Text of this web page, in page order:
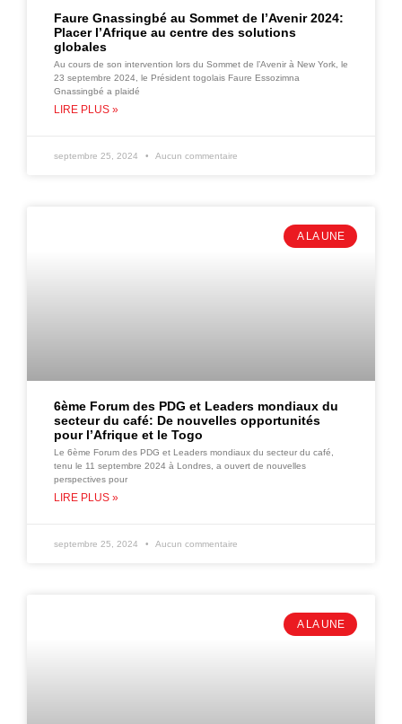
Faure Gnassingbé au Sommet de l’Avenir 2024:
Placer l’Afrique au centre des solutions
globales
Au cours de son intervention lors du Sommet de l’Avenir à New York, le
23 septembre 2024, le Président togolais Faure Essozimna
Gnassingbé a plaidé
LIRE PLUS »
septembre 25, 2024 Aucun commentaire
A LA UNE
6ème Forum des PDG et Leaders mondiaux du
secteur du café: De nouvelles opportunités
pour l’Afrique et le Togo
Le 6ème Forum des PDG et Leaders mondiaux du secteur du café,
tenu le 11 septembre 2024 à Londres, a ouvert de nouvelles
perspectives pour
LIRE PLUS »
septembre 25, 2024 Aucun commentaire
A LA UNE